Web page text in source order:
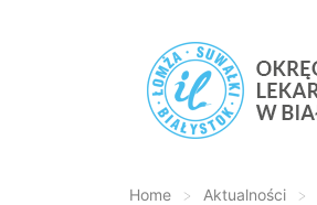
Home > Aktualności >